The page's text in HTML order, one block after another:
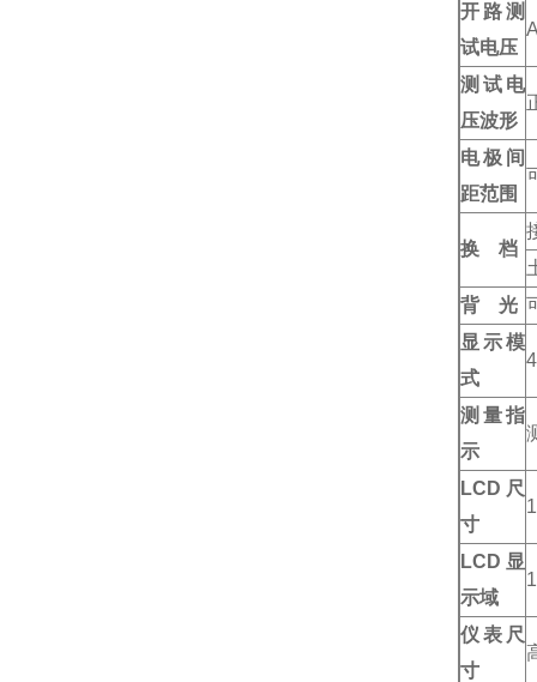
开路测
试电压
测试电
压波形
电极间
距范围
换 档
背 光
显示模
式
测量指
示
LCD尺
寸
LCD显
示域
仪表尺
寸